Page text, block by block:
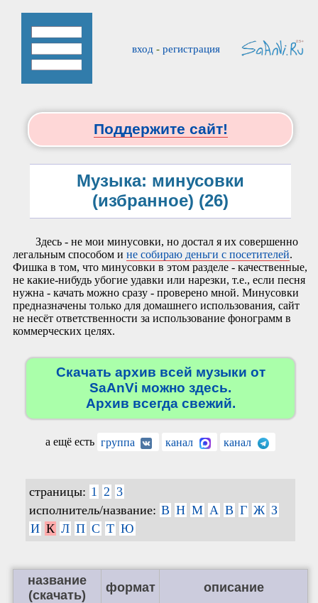
вход - регистрация
Поддержите сайт!
Музыка: минусовки
(избранное) (26)
Здесь - не мои минусовки, но достал я их совершенно
легальным способом и не собираю деньги с посетителей.
Фишка в том, что минусовки в этом разделе - качественные,
не какие-нибудь убогие удавки или нарезки, т.е., если песня
нужна - качать можно сразу - проверено мной. Минусовки
предназначены только для домашнего использования, сайт
не несёт ответственности за использование фонограмм в
коммерческих целях.
Скачать архив всей музыки от
SaAnVi можно здесь.
Архив всегда свежий.
а ещё есть группа канал канал
страницы: 1 2 3
исполнитель/название: B H M А В Г Ж З
И К Л П С Т Ю
название
(скачать)
формат описание